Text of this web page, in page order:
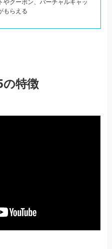
やクーポン、バーチャルキャッ
もらえる
特徴